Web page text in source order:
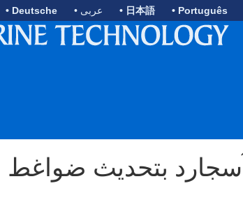
• Deutsche • عربى • 日本語 • Português
آسجارد بتحديث ضواغط